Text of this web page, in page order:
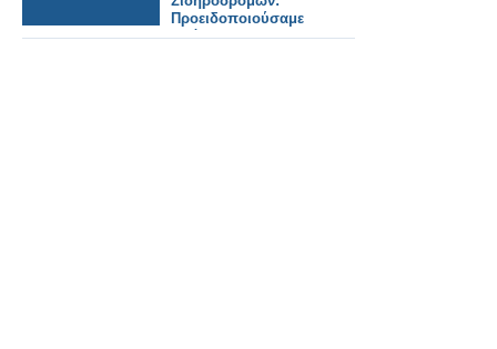
Προειδοποιούσαμε
από το 2014